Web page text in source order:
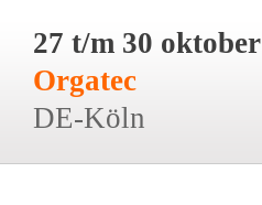
27 t/m 30 oktober
Orgatec
DE-Köln